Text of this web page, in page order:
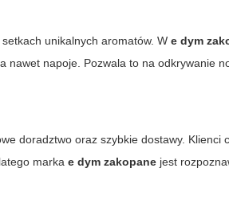
unikalnych aromatów. We dym
nawet napoje. Pozwala to na odkrywanie
doradztwo oraz szybkie dostawy. Klienci
markae dym zakopane jest